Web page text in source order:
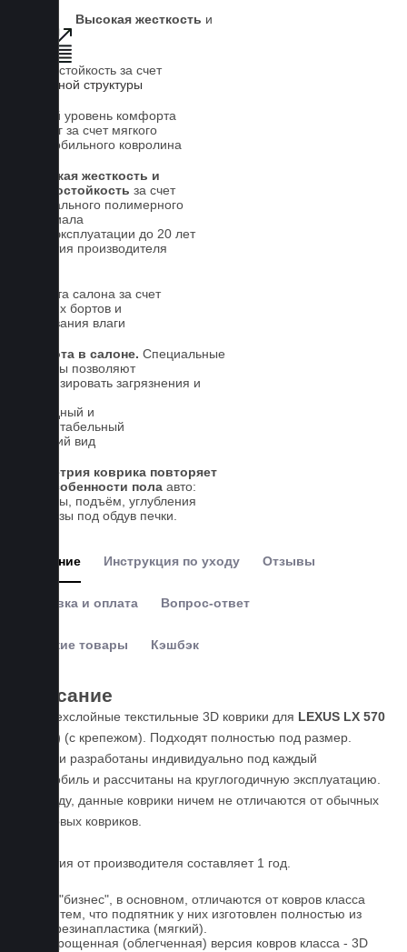
Высокая жесткость и
износостойкость за счет
5-слойной структуры
Новый уровень комфорта
для ног за счет мягкого
автомобильного ковролина
Высокая жесткость и
износостойкость за счет
специального полимерного
материала
Срок эксплуатации до 20 лет
Гарантия производителя
Чистота салона за счет
высоких бортов и
впитывания влаги
Чистота в салоне. Специальные
выступы позволяют
локализировать загрязнения и
Солидный и
презентабельный
внешний вид
Геометрия коврика повторяет
все особенности пола авто:
выступы, подъём, углубления
и вырезы под обдув печки.
Описание Инструкция по уходу Отзывы
Доставка и оплата Вопрос-ответ
Похожие товары Кэшбэк
Описание
Четырехслойные текстильные 3D коврики для LEXUS LX 570
(2012-) (с крепежом). Подходят полностью под размер.
Коврики разработаны индивидуально под каждый
автомобиль и рассчитаны на круглогодичную эксплуатацию.
По уходу, данные коврики ничем не отличаются от обычных
резиновых ковриков.
Гарантия от производителя составляет 1 год.
Ковры "бизнес", в основном, отличаются от ковров класса
"люкс" тем, что подпятник у них изготовлен полностью из
терморезинапластика (мягкий).
Это упрощенная (облегченная) версия ковров класса - 3D